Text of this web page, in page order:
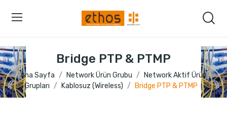
Bridge PTP & PTMP
Ana Sayfa Network Ürün Grubu
Network Aktif Ürün
Grupları
Kablosuz (Wireless) Bridge PTP & PTMP